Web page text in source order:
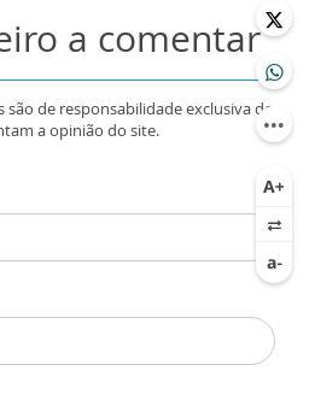
a comentar
são de responsabilidade exclusiva de
a opinião do site.